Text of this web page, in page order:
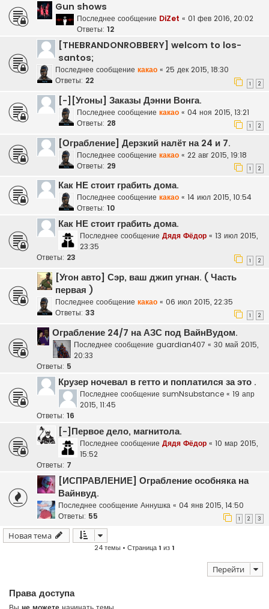
Gun shows
Последнее сообщение DiZet « 01 фев 2016, 20:02
Ответы: 12
[THEBRANDONROBBERY] welcom to los-
santos;
Последнее сообщение какао « 25 дек 2015, 18:30
Ответы: 22 1 2
[-][Угоны] Заказы Дэнни Вонга.
Последнее сообщение какао « 04 ноя 2015, 13:21
Ответы: 28 1 2
[Ограбление] Дерзкий налёт на 24 и 7.
Последнее сообщение какао « 22 авг 2015, 19:18
Ответы: 29 1 2
Как НЕ стоит грабить дома.
Последнее сообщение какао « 14 июл 2015, 10:54
Ответы: 10
Как НЕ стоит грабить дома.
Последнее сообщение Дядя Фёдор « 13 июл 2015,
23:35
Ответы: 23 1 2
[Угон авто] Сэр, ваш джип угнан. ( Часть
первая )
Последнее сообщение какао « 06 июл 2015, 22:35
Ответы: 33 1 2
Ограбление 24/7 на АЗС под ВайнВудом.
Последнее сообщение guardian407 « 30 май 2015,
20:33
Ответы: 5
Крузер ночевал в гетто и поплатился за это .
Последнее сообщение sumNsubstance « 19 апр
2015, 11:45
Ответы: 16
[-]Первое дело, магнитола.
Последнее сообщение Дядя Фёдор « 10 мар 2015,
15:52
Ответы: 7
[ИСПРАВЛЕНИЕ] Ограбление особняка на
Вайнвуд.
Последнее сообщение Аннушка « 04 янв 2015, 14:50
Ответы: 55 1 2 3
Новая тема
24 темы • Страница1 из1
Перейти
Права доступа